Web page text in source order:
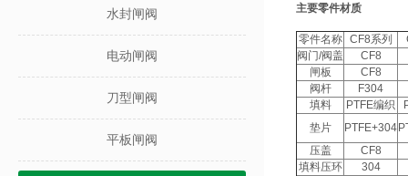
水封闸阀
电动闸阀
刀型闸阀
平板闸阀
主要零件材质
零件名称 CF8系列
阀门/阀盖
CF8
闸板
CF8
阀杆
F304
填料
PTFE编织
垫片
PTFE+304
压盖
CF8
填料压环
304